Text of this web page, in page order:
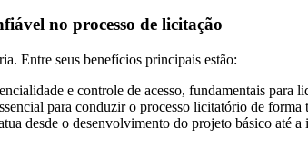
no processo de licitação
Entre seus benefícios principais estão:
e controle de acesso, fundamentais para
para conduzir o processo licitatório de
desde o desenvolvimento do projeto básico até